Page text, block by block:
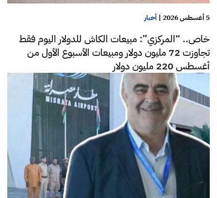
5 أغسطس 2026 | أخبار
خاص.. “المركزي”: مبيعات الكاش للدولار اليوم فقط
تجاوزت 72 مليون دولار ومبيعات الأسبوع الأول من
أغسطس 220 مليون دولار